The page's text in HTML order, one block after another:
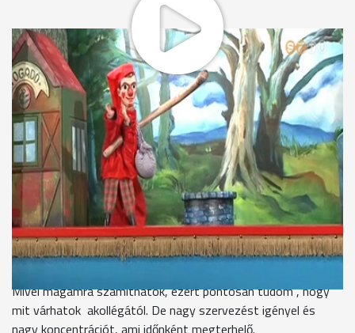
Össze is pakoltam ezt a nagy batyut. Tettem bele 3 liter
harisnyát, 60 kg kirántott bablevest és 14 méter lekváros-
mákos-dinnyés palacsintát. És elindultam bevándorolni a
világot.
Így érkezett Szombathelyre Vitéz László, aki 0elásott kincs
utat kutat. Közben még a Halállal is találkozik. De a hetyke,
piros sipkás kisfickó nem az az ijedős fajta és a furfang
mellett egy palancsintasütővel elbánik a Halállal. Ez az őszi
bérletes előadássorozat első bemutatója a Mesebolt
Bábszínháznál, amire vasárnap kerül sor. Takács Dániel
számára is új és nagy kihívásokat tartogat a vásári játék. .
Mivel magamra számíthatok, ezért pontosan tudom , hogy
mit várhatok akollégától. De nagy szervezést igényel és
nagy koncentrációt, ami időnként megterhelő.